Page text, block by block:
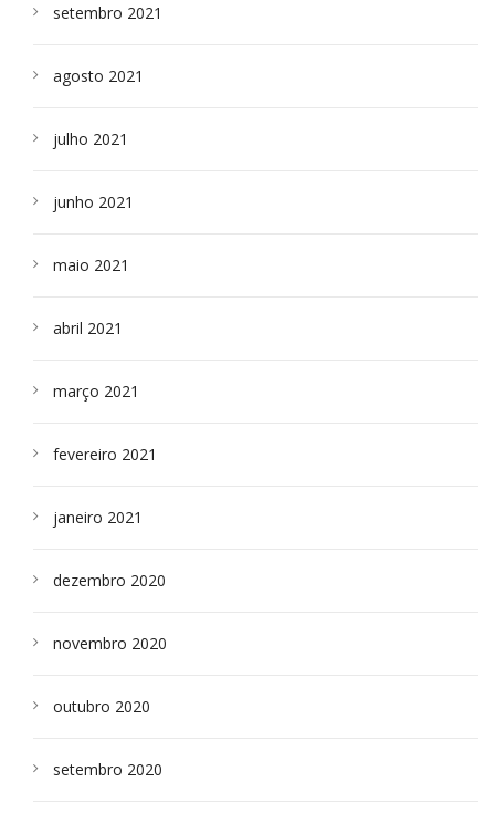
setembro 2021
agosto 2021
julho 2021
junho 2021
maio 2021
abril 2021
março 2021
fevereiro 2021
janeiro 2021
dezembro 2020
novembro 2020
outubro 2020
setembro 2020